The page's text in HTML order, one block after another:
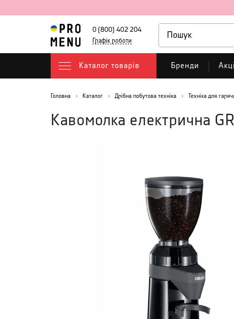
0 (800) 402 204
Графік роботи
Каталог товарів Бренди
Головна Каталог Дрібна побутова техніка Техніка для
Кавомолка електрична